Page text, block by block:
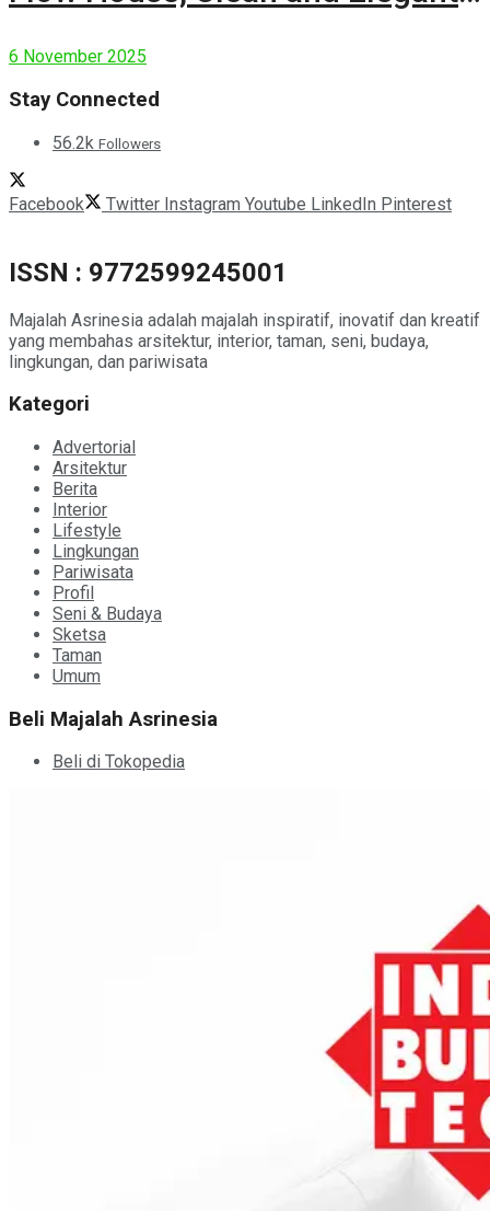
6 November 2025
Stay Connected
56.2k Followers
Facebook Twitter Instagram Youtube LinkedIn Pinterest
ISSN : 9772599245001
Majalah Asrinesia adalah majalah inspiratif, inovatif dan kreatif
yang membahas arsitektur, interior, taman, seni, budaya,
lingkungan, dan pariwisata
Kategori
Advertorial
Arsitektur
Berita
Interior
Lifestyle
Lingkungan
Pariwisata
Profil
Seni & Budaya
Sketsa
Taman
Umum
Beli Majalah Asrinesia
Beli di Tokopedia